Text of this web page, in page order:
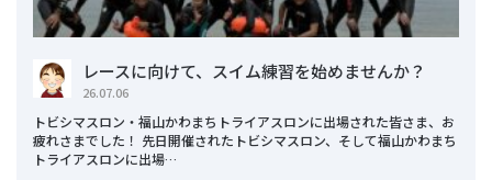
レースに向けて、スイム練習を始めませんか？
26.07.06
トビシマスロン・福山かわまちトライアスロンに出場された皆さま、お
疲れさまでした！ 先日開催されたトビシマスロン、そして福山かわまち
トライアスロンに出場…